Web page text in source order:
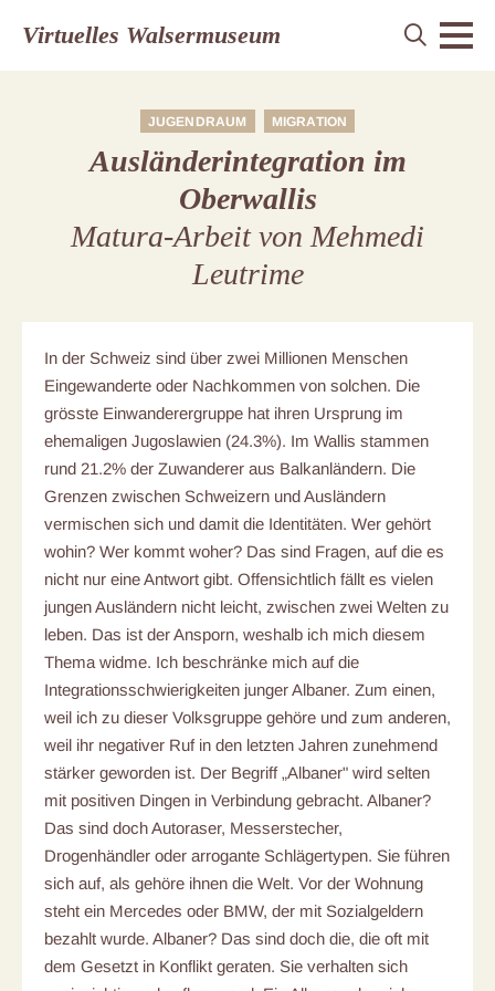
Virtuelles Walsermuseum
JUGENDRAUM MIGRATION
Ausländerintegration im
Oberwallis
Matura-Arbeit von Mehmedi
Leutrime
In der Schweiz sind über zwei Millionen Menschen
Eingewanderte oder Nachkommen von solchen. Die
grösste Einwanderergruppe hat ihren Ursprung im
ehemaligen Jugoslawien (24.3%). Im Wallis stammen
rund 21.2% der Zuwanderer aus Balkanländern. Die
Grenzen zwischen Schweizern und Ausländern
vermischen sich und damit die Identitäten. Wer gehört
wohin? Wer kommt woher? Das sind Fragen, auf die es
nicht nur eine Antwort gibt. Offensichtlich fällt es vielen
jungen Ausländern nicht leicht, zwischen zwei Welten zu
leben. Das ist der Ansporn, weshalb ich mich diesem
Thema widme. Ich beschränke mich auf die
Integrationsschwierigkeiten junger Albaner. Zum einen,
weil ich zu dieser Volksgruppe gehöre und zum anderen,
weil ihr negativer Ruf in den letzten Jahren zunehmend
stärker geworden ist. Der Begriff „Albaner" wird selten
mit positiven Dingen in Verbindung gebracht. Albaner?
Das sind doch Autoraser, Messerstecher,
Drogenhändler oder arrogante Schlägertypen. Sie führen
sich auf, als gehöre ihnen die Welt. Vor der Wohnung
steht ein Mercedes oder BMW, der mit Sozialgeldern
bezahlt wurde. Albaner? Das sind doch die, die oft mit
dem Gesetzt in Konflikt geraten. Sie verhalten sich